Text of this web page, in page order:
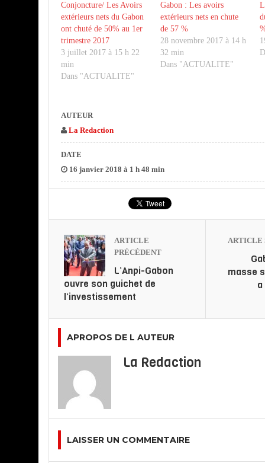
Conjoncture/ Les Avoirs
extérieurs nets du Gabon
ont chuté de 50% au 1er
trimestre 2017
3 juillet 2017 à 15 h 22
min
Dans "ACTUALITE"
Gabon : Les avoirs
extérieurs nets en chute
de 57 %
28 novembre 2017 à 14 h
32 min
Dans "ACTUALITE"
AUTEUR
La Redaction
DATE
16 janvier 2018 à 1 h 48 min
ARTICLE
PRÉCÉDENT
L’Anpi-Gabon
ouvre son guichet de
l’investissement
ARTICLE
masse
APROPOS DE L AUTEUR
La Redaction
LAISSER UN COMMENTAIRE